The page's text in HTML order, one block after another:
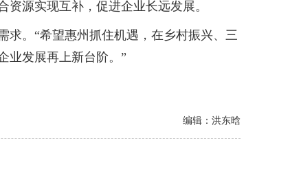
源实现互补，促进企业长远发展。
。“希望惠州抓住机遇，在乡村振兴、三
业发展再上新台阶。”
编辑：洪东晗